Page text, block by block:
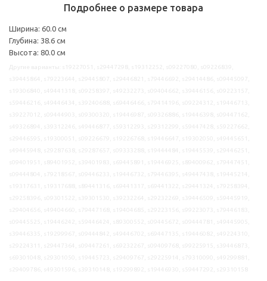
Подробнее о размере товара
Ширина: 60.0 см
Глубина: 38.6 см
Высота: 80.0 см